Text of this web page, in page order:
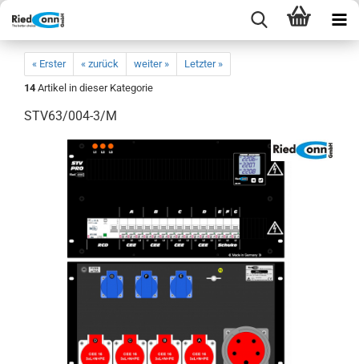
« Erster « zurück weiter »
Letzter »
14 Artikel in dieser Kategorie
STV63/004-3/M